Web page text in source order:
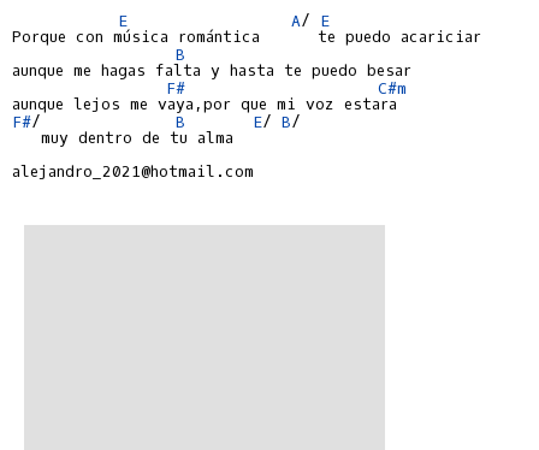
E
A/ E
Porque con música romántica      te puedo acariciar
B
aunque me hagas falta y hasta te puedo besar
F#
C#m
F#/ B E/ B/
   muy dentro de tu alma
alejandro_2021@hotmail.com